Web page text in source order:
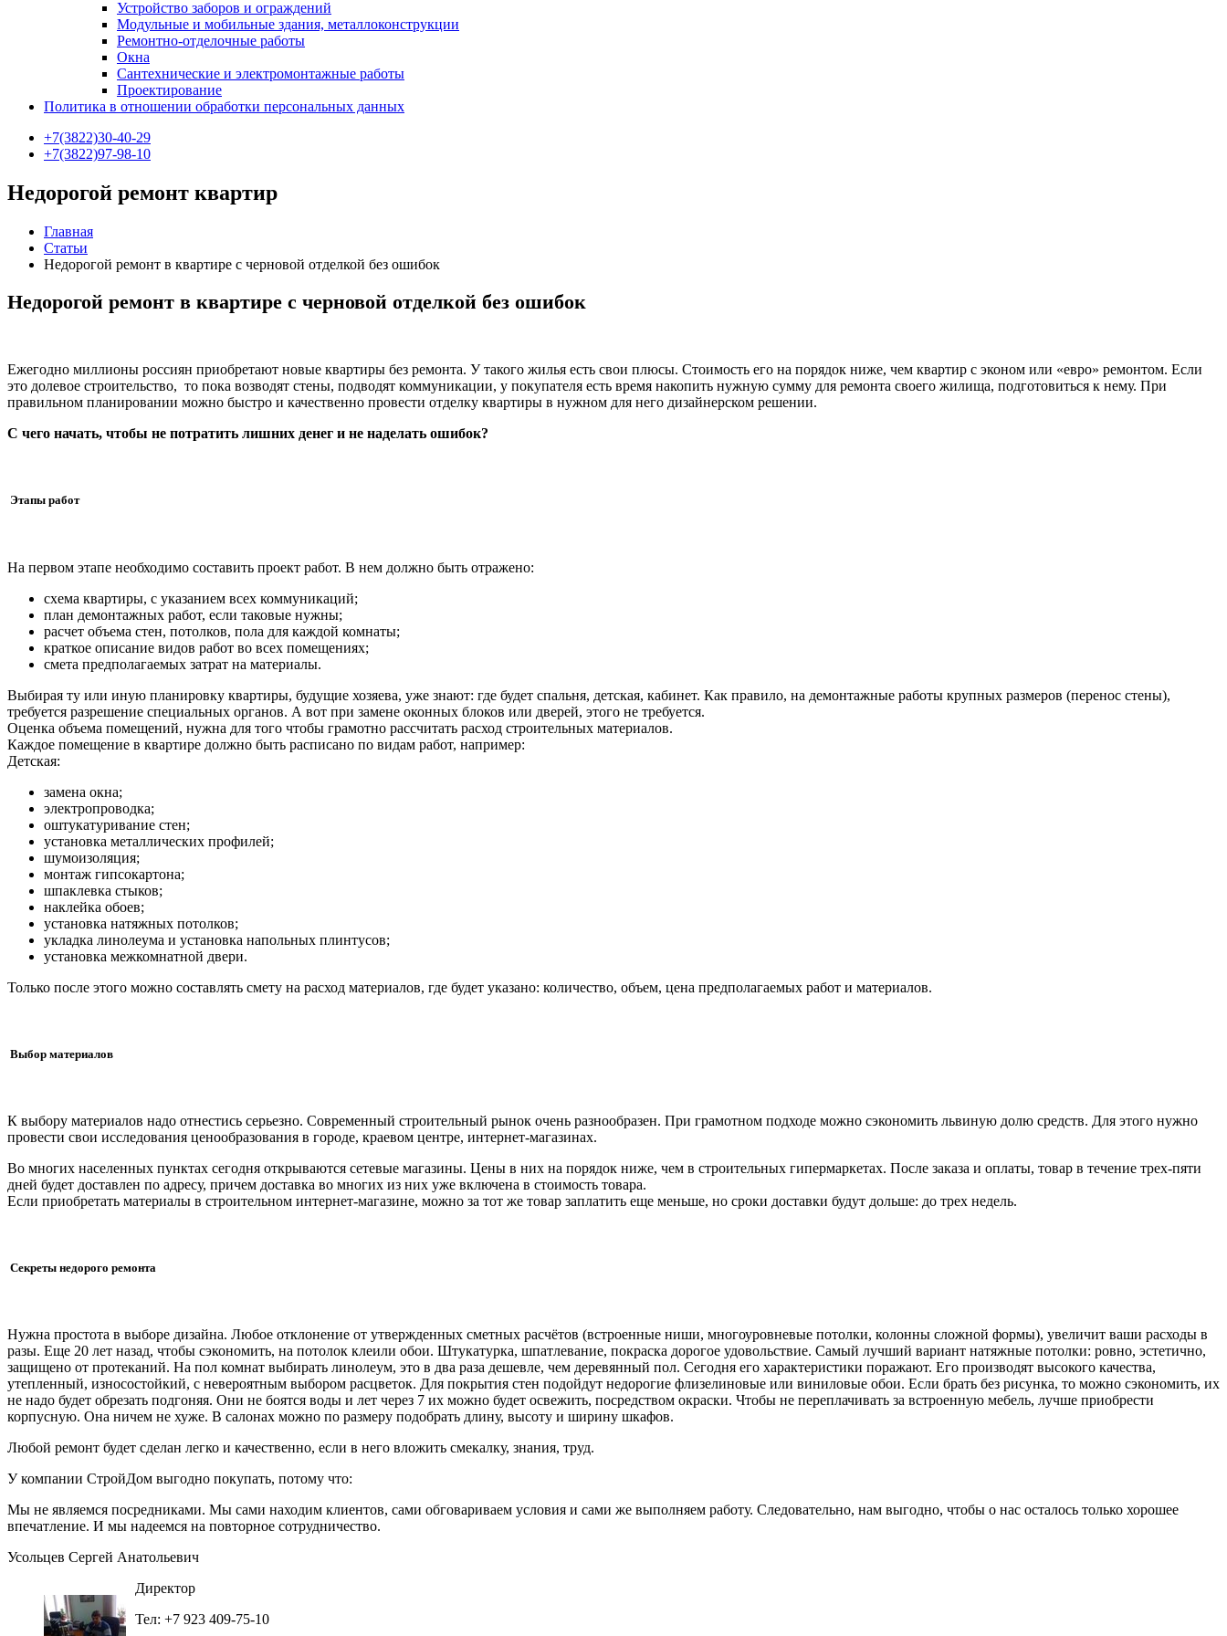
Устройство заборов и ограждений
Модульные и мобильные здания, металлоконструкции
Ремонтно-отделочные работы
Окна
Сантехнические и электромонтажные работы
Проектирование
Политика в отношении обработки персональных данных
+7(3822)30-40-29
+7(3822)97-98-10
Недорогой ремонт квартир
Главная
Статьи
Недорогой ремонт в квартире с черновой отделкой без ошибок
Недорогой ремонт в квартире с черновой отделкой без ошибок
Ежегодно миллионы россиян приобретают новые квартиры без ремонта. У такого жилья есть свои плюсы. Стоимость его на порядок ниже, чем квартир с эконом или «евро» ремонтом. Если
это долевое строительство, то пока возводят стены, подводят коммуникации, у покупателя есть время накопить нужную сумму для ремонта своего жилища, подготовиться к нему. При
правильном планировании можно быстро и качественно провести отделку квартиры в нужном для него дизайнерском решении.
С чего начать, чтобы не потратить лишних денег и не наделать ошибок?
Этапы работ
На первом этапе необходимо составить проект работ. В нем должно быть отражено:
схема квартиры, с указанием всех коммуникаций;
план демонтажных работ, если таковые нужны;
расчет объема стен, потолков, пола для каждой комнаты;
краткое описание видов работ во всех помещениях;
смета предполагаемых затрат на материалы.
Выбирая ту или иную планировку квартиры, будущие хозяева, уже знают: где будет спальня, детская, кабинет. Как правило, на демонтажные работы крупных размеров (перенос стены),
требуется разрешение специальных органов. А вот при замене оконных блоков или дверей, этого не требуется.
Оценка объема помещений, нужна для того чтобы грамотно рассчитать расход строительных материалов.
Каждое помещение в квартире должно быть расписано по видам работ, например:
Детская:
замена окна;
электропроводка;
оштукатуривание стен;
установка металлических профилей;
шумоизоляция;
монтаж гипсокартона;
шпаклевка стыков;
наклейка обоев;
установка натяжных потолков;
укладка линолеума и установка напольных плинтусов;
установка межкомнатной двери.
Только после этого можно составлять смету на расход материалов, где будет указано: количество, объем, цена предполагаемых работ и материалов.
Выбор материалов
К выбору материалов надо отнестись серьезно. Современный строительный рынок очень разнообразен. При грамотном подходе можно сэкономить львиную долю средств. Для этого нужно
провести свои исследования ценообразования в городе, краевом центре, интернет-магазинах.
Во многих населенных пунктах сегодня открываются сетевые магазины. Цены в них на порядок ниже, чем в строительных гипермаркетах. После заказа и оплаты, товар в течение трех-пяти
дней будет доставлен по адресу, причем доставка во многих из них уже включена в стоимость товара.
Если приобретать материалы в строительном интернет-магазине, можно за тот же товар заплатить еще меньше, но сроки доставки будут дольше: до трех недель.
Секреты недорого ремонта
Нужна простота в выборе дизайна. Любое отклонение от утвержденных сметных расчётов (встроенные ниши, многоуровневые потолки, колонны сложной формы), увеличит ваши расходы в
разы. Еще 20 лет назад, чтобы сэкономить, на потолок клеили обои. Штукатурка, шпатлевание, покраска дорогое удовольствие. Самый лучший вариант натяжные потолки: ровно, эстетично,
защищено от протеканий. На пол комнат выбирать линолеум, это в два раза дешевле, чем деревянный пол. Сегодня его характеристики поражают. Его производят высокого качества,
утепленный, износостойкий, с невероятным выбором расцветок. Для покрытия стен подойдут недорогие флизелиновые или виниловые обои. Если брать без рисунка, то можно сэкономить, их
не надо будет обрезать подгоняя. Они не боятся воды и лет через 7 их можно будет освежить, посредством окраски. Чтобы не переплачивать за встроенную мебель, лучше приобрести
корпусную. Она ничем не хуже. В салонах можно по размеру подобрать длину, высоту и ширину шкафов.
Любой ремонт будет сделан легко и качественно, если в него вложить смекалку, знания, труд.
У компании СтройДом выгодно покупать, потому что:
Мы не являемся посредниками. Мы сами находим клиентов, сами обговариваем условия и сами же выполняем работу. Следовательно, нам выгодно, чтобы о нас осталось только хорошее
впечатление. И мы надеемся на повторное сотрудничество.
Усольцев Сергей Анатольевич
Директор
Тел: +7 923 409-75-10